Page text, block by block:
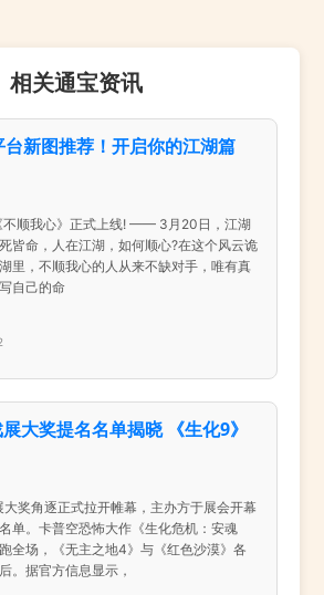
相关通宝资讯
新图推荐！开启你的江湖篇
不顺我心》正式上线! —— 3月20日，江湖
皆命，人在江湖，如何顺心?在这个风云诡
里，不顺我心的人从来不缺对手，唯有真
自己的命
大奖提名名单揭晓 《生化9》
奖角逐正式拉开帷幕，主办方于展会开幕
单。卡普空恐怖大作《生化危机：安魂
全场，《无主之地4》与《红色沙漠》各
。据官方信息显示，